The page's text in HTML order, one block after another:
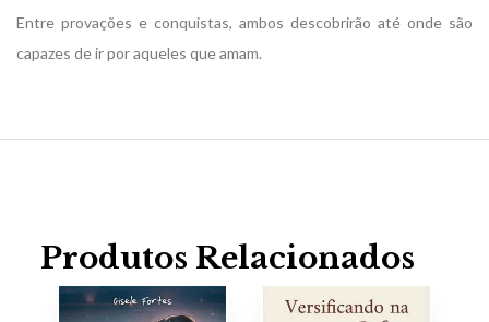
Entre provações e conquistas, ambos descobrirão até onde são
capazes de ir por aqueles que amam.
Produtos Relacionados